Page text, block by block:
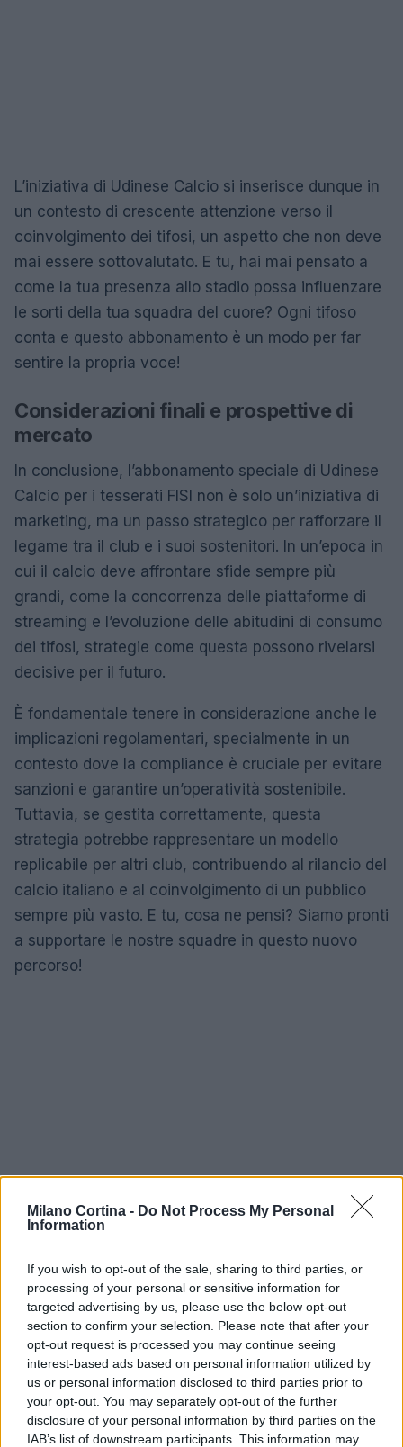
Milano Cortina - Do Not Process My Personal
Information
If you wish to opt-out of the sale, sharing to third parties, or
processing of your personal or sensitive information for
targeted advertising by us, please use the below opt-out
section to confirm your selection. Please note that after your
opt-out request is processed you may continue seeing
interest-based ads based on personal information utilized by
us or personal information disclosed to third parties prior to
your opt-out. You may separately opt-out of the further
disclosure of your personal information by third parties on the
IAB’s list of downstream participants. This information may
L’iniziativa di Udinese Calcio si inserisce dunque in
un contesto di crescente attenzione verso il
coinvolgimento dei tifosi, un aspetto che non deve
mai essere sottovalutato. E tu, hai mai pensato a
come la tua presenza allo stadio possa influenzare
le sorti della tua squadra del cuore? Ogni tifoso
conta e questo abbonamento è un modo per far
sentire la propria voce!
Considerazioni finali e prospettive di
mercato
In conclusione, l’abbonamento speciale di Udinese
Calcio per i tesserati FISI non è solo un’iniziativa di
marketing, ma un passo strategico per rafforzare il
legame tra il club e i suoi sostenitori. In un’epoca in
cui il calcio deve affrontare sfide sempre più
grandi, come la concorrenza delle piattaforme di
streaming e l’evoluzione delle abitudini di consumo
dei tifosi, strategie come questa possono rivelarsi
decisive per il futuro.
È fondamentale tenere in considerazione anche le
implicazioni regolamentari, specialmente in un
contesto dove la compliance è cruciale per evitare
sanzioni e garantire un’operatività sostenibile.
Tuttavia, se gestita correttamente, questa
strategia potrebbe rappresentare un modello
replicabile per altri club, contribuendo al rilancio del
calcio italiano e al coinvolgimento di un pubblico
sempre più vasto. E tu, cosa ne pensi? Siamo pronti
a supportare le nostre squadre in questo nuovo
percorso!
AUTORE
AiAdhubMedia